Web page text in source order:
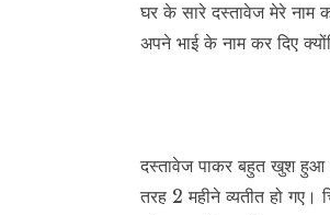
घर के सारे दस्तावेज मेरे नाम
अपने भाई के नाम कर दिए
दस्तावेज पाकर बहुत खुश हुआ
तरह 2 महीने व्यतीत हो गए।